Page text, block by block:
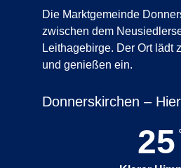
Die Marktgemeinde
zwischen dem
Leithagebirge. Der Ort lädt
und genießen ein.
Donnerskirchen –
25